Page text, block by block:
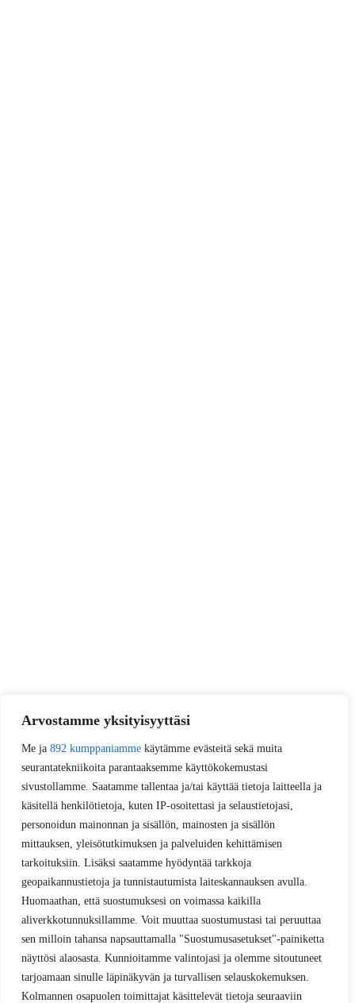
Arvostamme yksityisyyttäsi
Me ja 892 kumppaniamme käytämme evästeitä sekä muita
seurantatekniikoita parantaaksemme käyttökokemustasi
sivustollamme. Saatamme tallentaa ja/tai käyttää tietoja laitteella ja
käsitellä henkilötietoja, kuten IP-osoitettasi ja selaustietojasi,
personoidun mainonnan ja sisällön, mainosten ja sisällön
mittauksen, yleisötutkimuksen ja palveluiden kehittämisen
tarkoituksiin. Lisäksi saatamme hyödyntää tarkkoja
geopaikannustietoja ja tunnistautumista laiteskannauksen avulla.
Huomaathan, että suostumuksesi on voimassa kaikilla
aliverkkotunnuksillamme. Voit muuttaa suostumustasi tai peruuttaa
sen milloin tahansa napsauttamalla "Suostumusasetukset"-painiketta
näyttösi alaosasta. Kunnioitamme valintojasi ja olemme sitoutuneet
tarjoamaan sinulle läpinäkyvän ja turvallisen selauskokemuksen.
Kolmannen osapuolen toimittajat käsittelevät tietoja seuraaviin